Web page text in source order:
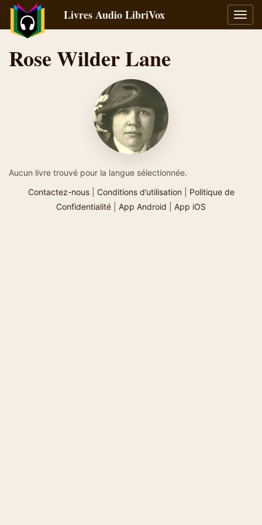
la
Livres Audio LibriVox
Rose Wilder Lane
Aucun livre trouvé pour la langue sélectionnée.
Contactez-nous| Conditions d’utilisation| Politique de
Confidentialité
App Android App iOS